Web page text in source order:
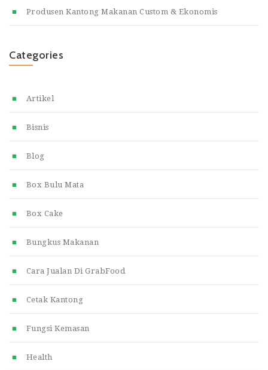
Produsen Kantong Makanan Custom & Ekonomis
Categories
Artikel
Bisnis
Blog
Box Bulu Mata
Box Cake
Bungkus Makanan
Cara Jualan Di GrabFood
Cetak Kantong
Fungsi Kemasan
Health